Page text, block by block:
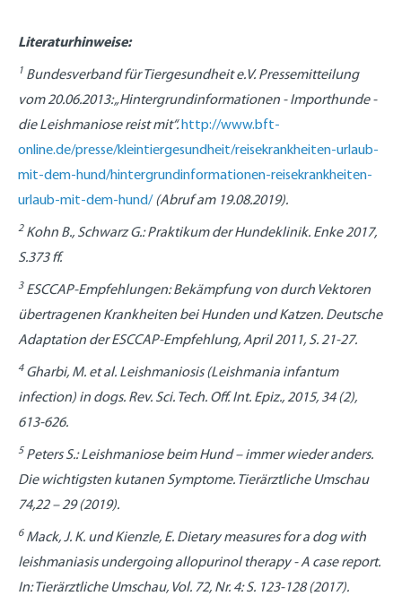
Literaturhinweise:
1 Bundesverband für Tiergesundheit e.V. Pressemitteilung
vom 20.06.2013: „Hintergrundinformationen - Importhunde -
die Leishmaniose reist mit“.http://www.bft-
online.de/presse/kleintiergesundheit/reisekrankheiten-urlaub-
mit-dem-hund/hintergrundinformationen-reisekrankheiten-
urlaub-mit-dem-hund/(Abruf am 19.08.2019).
2Kohn B., Schwarz G.: Praktikum der Hundeklinik. Enke 2017,
S.373 ff.
3ESCCAP-Empfehlungen: Bekämpfung von durch Vektoren
übertragenen Krankheiten bei Hunden und Katzen. Deutsche
Adaptation der ESCCAP-Empfehlung, April 2011, S. 21-27.
4Gharbi, M. et al. Leishmaniosis (Leishmania infantum
infection) in dogs. Rev. Sci. Tech. Off. Int. Epiz., 2015, 34 (2),
613-626.
5 Peters S.: Leishmaniose beim Hund – immer wieder anders.
Die wichtigsten kutanen Symptome. Tierärztliche Umschau
74,22 – 29 (2019).
6Mack, J. K. und Kienzle, E. Dietary measures for a dog with
leishmaniasis undergoing allopurinol therapy - A case report.
In: Tierärztliche Umschau, Vol. 72, Nr. 4: S. 123-128 (2017).